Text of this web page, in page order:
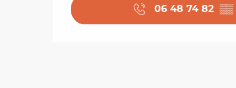
06 48 74 82 ▒▒